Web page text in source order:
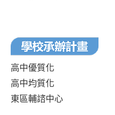
高中優質化
高中均質化
東區輔諮中心